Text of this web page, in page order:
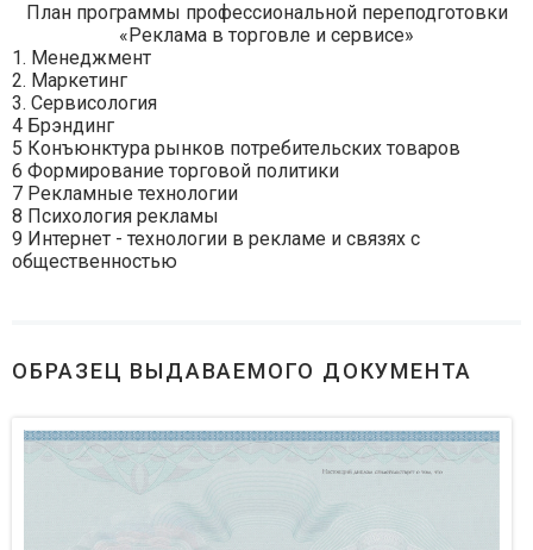
План программы профессиональной переподготовки
«Реклама в торговле и сервисе»
1. Менеджмент
2. Маркетинг
3. Сервисология
4 Брэндинг
5 Конъюнктура рынков потребительских товаров
6 Формирование торговой политики
7 Рекламные технологии
8 Психология рекламы
9 Интернет - технологии в рекламе и связях с
общественностью
ОБРАЗЕЦ ВЫДАВАЕМОГО ДОКУМЕНТА